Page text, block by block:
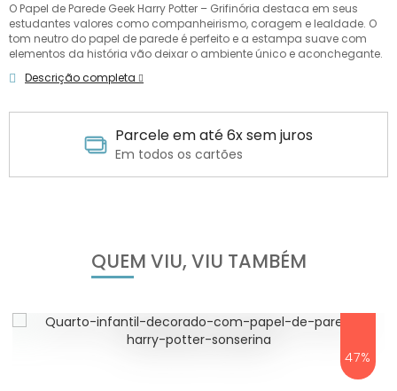
O Papel de Parede Geek Harry Potter – Grifinória destaca em seus
estudantes valores como companheirismo, coragem e lealdade. O
tom neutro do papel de parede é perfeito e a estampa suave com
elementos da história vão deixar o ambiente único e aconchegante.
Descrição completa
Parcele em até 6x sem juros
Em todos os cartões
QUEM VIU, VIU TAMBÉM
47%